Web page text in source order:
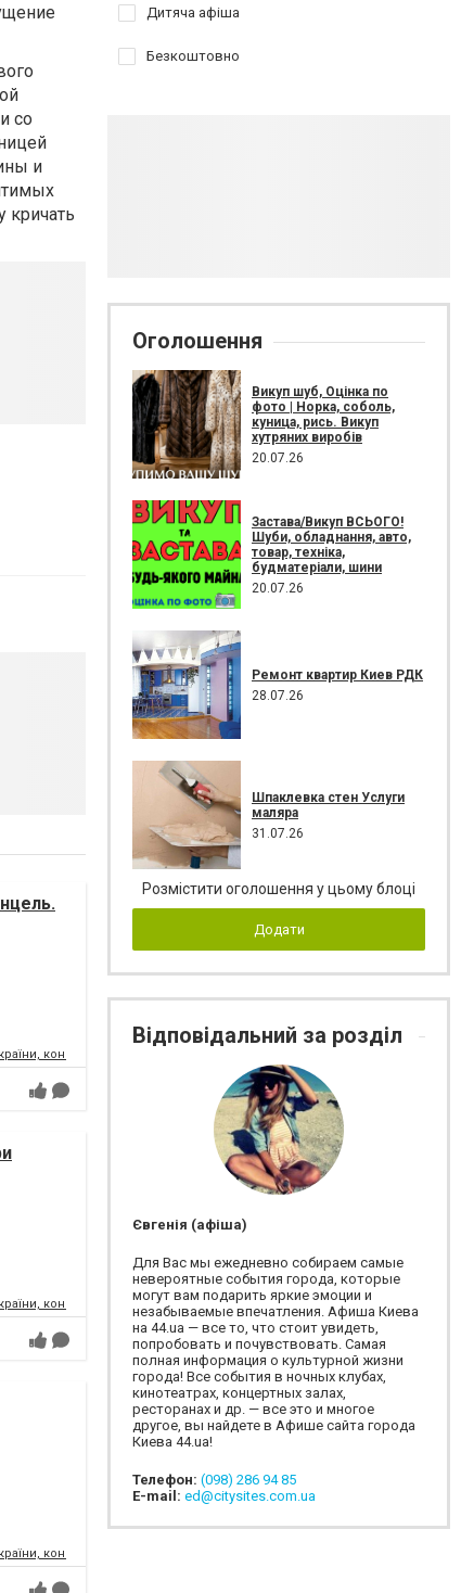
со
и
кричать
концертний зал
концертний зал
концертний зал
Дитяча афіша
Безкоштовно
Оголошення
Викуп шуб, Оцінка по
фото | Норка, соболь,
куница, рись. Викуп
хутряних виробів
20.07.26
Застава/Викуп ВСЬОГО!
Шуби, обладнання, авто,
товар, техніка,
будматеріали, шини
20.07.26
Ремонт квартир Киев РДК
28.07.26
Шпаклевка стен Услуги
маляра
31.07.26
Розмістити оголошення у цьому блоці
Додати
Відповідальний за розділ
Євгенія (афіша)
Для Вас мы ежедневно собираем самые
невероятные события города, которые
могут вам подарить яркие эмоции и
незабываемые впечатления. Афиша Киева
на 44.ua — все то, что стоит увидеть,
попробовать и почувствовать. Самая
полная информация о культурной жизни
города! Все события в ночных клубах,
кинотеатрах, концертных залах,
ресторанах и др. — все это и многое
другое, вы найдете в Афише сайта города
Киева 44.ua!
Телефон: (098) 286 94 85
E-mail: ed@citysites.com.ua